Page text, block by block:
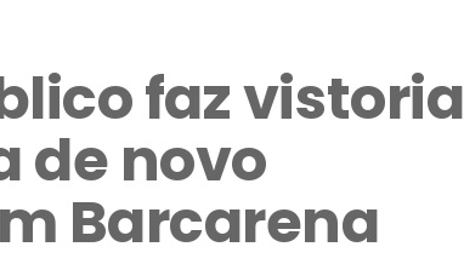
faz vistoria
de novo
Barcarena